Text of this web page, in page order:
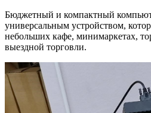
Бюджетный и компактный
универсальным устройством,
небольших кафе, минимаркетах,
выездной торговли.